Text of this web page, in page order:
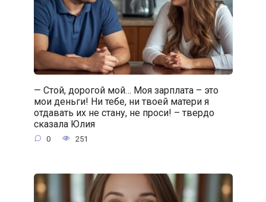
— Стой, дорогой мой… Моя зарплата – это
мои деньги! Ни тебе, ни твоей матери я
отдавать их не стану, не проси! – твердо
сказала Юлия
0 251